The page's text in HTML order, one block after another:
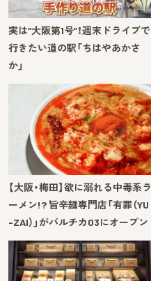
実は“大阪第1号”！週末ドライブで
行きたい道の駅「ちはやあかさ
か」
【大阪・梅田】欲に溺れる中毒系ラ
ーメン!? 旨辛麺専門店「有罪（YU
-ZAI）」がバルチカ03にオープン